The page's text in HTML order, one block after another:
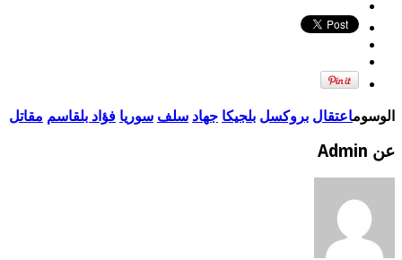
الوسوماعتقال بروكسل بلجيكا جهاد سلف سوريا فؤاد بلقاسم مقاتل
عن Admin